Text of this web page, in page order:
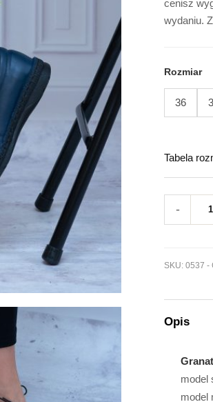
cenisz
wydaniu.
Rozmiar
36
Tabela
-
Jesień
SKU:0537 -
Opis
model
model